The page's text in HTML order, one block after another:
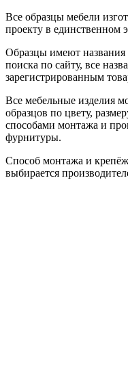
Все образцы мебели
проекту в единственном
Образцы имеют названия
поиска по сайту, все
зарегистрированным
Все мебельные изделия
образцов по цвету,
способами монтажа и
фурнитуры.
Способ монтажа и
выбирается